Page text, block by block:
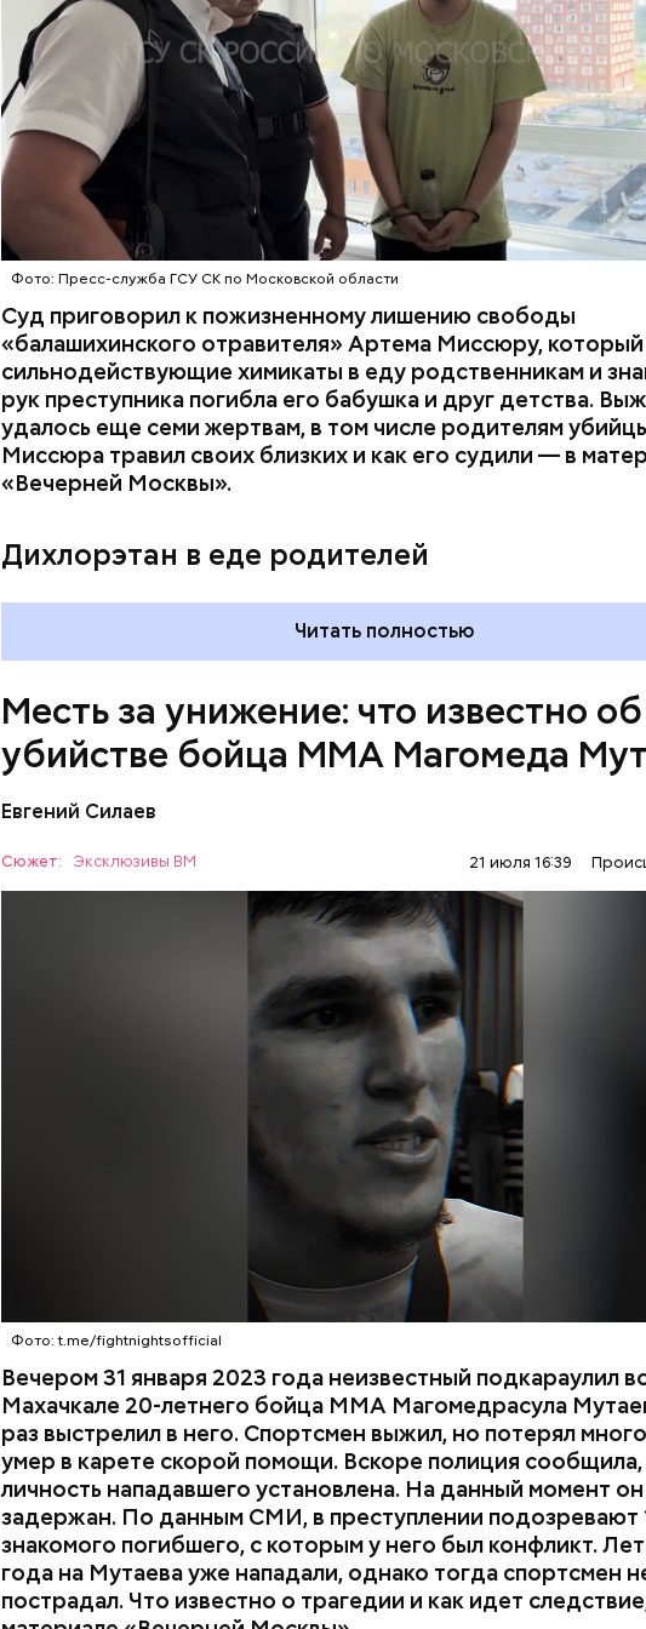
Фото: Пресс-служба ГСУ СК по Московской области
Суд приговорил к пожизненному лишению свободы
«балашихинского отравителя» Артема Миссюру,
сильнодействующие химикаты в еду родственникам и
рук преступника погибла его бабушка и друг детства.
удалось еще семи жертвам, в том числе родителям
Миссюра травил своих близких и как его судили — в
«Вечерней Москвы».
Дихлорэтан в еде родителей
изъятой из квартиры пострадавших.
Читать полностью
Месть за унижение: что известно об
убийстве бойца ММА Магомеда
Евгений Силаев
Сюжет: Эксклюзивы ВМ 21 июля 16:39
Фото: t.me/fightnightsofficial
Вечером 31 января 2023 года неизвестный подкараулил
Махачкале 20-летнего бойца ММА Магомедрасула
раз выстрелил в него. Спортсмен выжил, но потерял
умер в карете скорой помощи. Вскоре полиция сообщила,
личность нападавшего установлена. На данный момент
задержан. По данным СМИ, в преступлении подозревают
знакомого погибшего, с которым у него был конфликт.
года на Мутаева уже нападали, однако тогда спортсмен
пострадал. Что известно о трагедии и как идет
Вечером 31 января Мутаев возвращался домой с
жилого дома на улице Гапцахской в Махачкале на бойца
неизвестный. Он выскочил из подъезда, выстрелил в
менее семи раз и скрылся. Очевидцы трагедии вызвали
скорую помощь, однако врачи оказались бессильны —
По данному факту СК возбудилуголовное делопо двум
«Убийство» и «Незаконный оборот оружия».
уголовного делавзял на контроль
ММА
СМЕРТЬ